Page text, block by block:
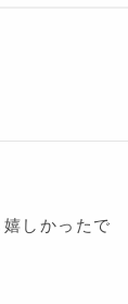
しかったで